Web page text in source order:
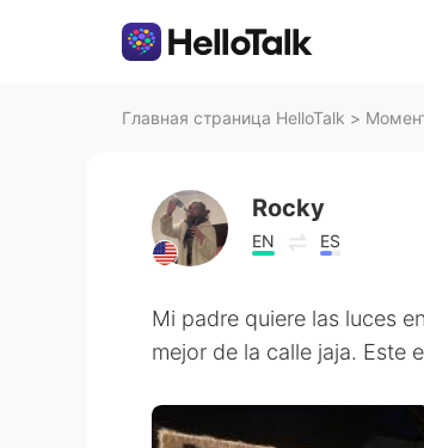
Главная страница HelloTalk >
Rocky
EN ES
Mi padre quiere las luces
mejor de la calle jaja. Este